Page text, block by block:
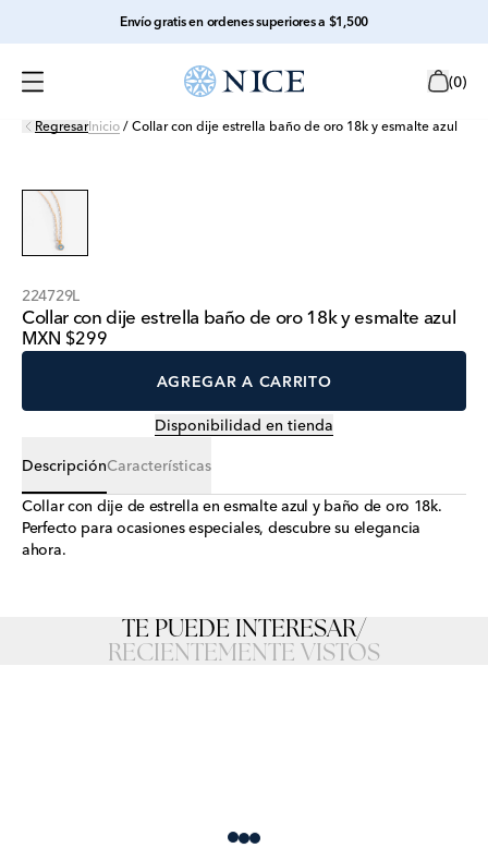
Envío gratis en ordenes superiores a $1,500
(0)
RegresarInicio / Collar con dije estrella baño de oro 18k y esmalte azul
224729L
Collar con dije estrella baño de oro 18k y esmalte azul
MXN $299
AGREGAR A CARRITO
Disponibilidad en tienda
DescripciónCaracterísticas
Collar con dije de estrella en esmalte azul y baño de oro 18k.
Perfecto para ocasiones especiales, descubre su elegancia
ahora.
TE PUEDE INTERESAR/
RECIENTEMENTE VISTOS